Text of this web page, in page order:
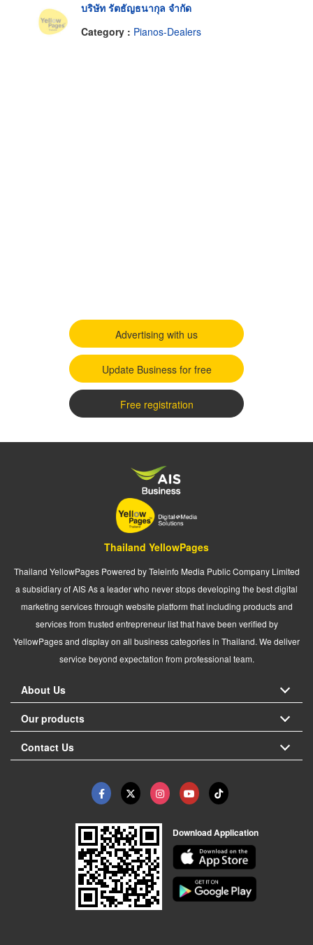
บริษัท รัตธัญธนากุล จำกัด
Category : Pianos-Dealers
Advertising with us
Update Business for free
Free registration
Thailand YellowPages
Thailand YellowPages Powered by Teleinfo Media Public Company Limited
a subsidiary of AIS As a leader who never stops developing the best digital
marketing services through website platform that including products and
services from trusted entrepreneur list that have been verified by
YellowPages and display on all business categories in Thailand. We deliver
service beyond expectation from professional team.
About Us
Our products
Contact Us
Download Application